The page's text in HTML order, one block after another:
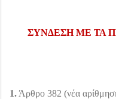
ΣΥΝΔΕΣΗ ΜΕ ΤΑ
1. Άρθρο 382 (νέα